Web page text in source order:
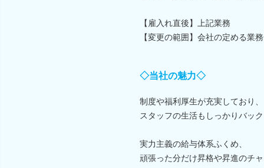
【雇入れ直後】上記業務
【変更の範囲】会社の定める業
◇当社の魅力◇
制度や福利厚生が充実しており、
スタッフの生活もしっかりバッ
実力主義の給与体系ふくめ、
頑張った分だけ昇格や昇進のチ